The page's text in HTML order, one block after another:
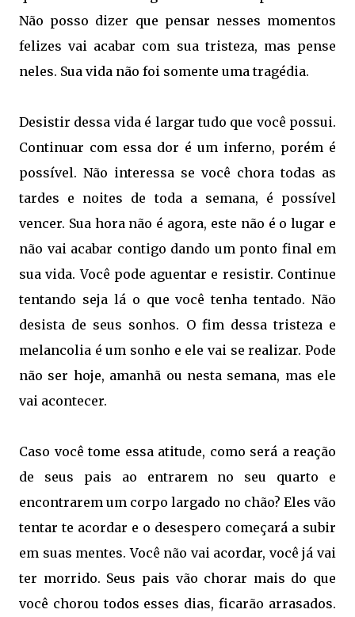
Não posso dizer que pensar nesses momentos
felizes vai acabar com sua tristeza, mas pense
neles. Sua vida não foi somente uma tragédia.
Desistir dessa vida é largar tudo que você possui.
Continuar com essa dor é um inferno, porém é
possível. Não interessa se você chora todas as
tardes e noites de toda a semana, é possível
vencer. Sua hora não é agora, este não é o lugar e
não vai acabar contigo dando um ponto final em
sua vida. Você pode aguentar e resistir. Continue
tentando seja lá o que você tenha tentado. Não
desista de seus sonhos. O fim dessa tristeza e
melancolia é um sonho e ele vai se realizar. Pode
não ser hoje, amanhã ou nesta semana, mas ele
vai acontecer.
Caso você tome essa atitude, como será a reação
de seus pais ao entrarem no seu quarto e
encontrarem um corpo largado no chão? Eles vão
tentar te acordar e o desespero começará a subir
em suas mentes. Você não vai acordar, você já vai
ter morrido. Seus pais vão chorar mais do que
você chorou todos esses dias, ficarão arrasados.